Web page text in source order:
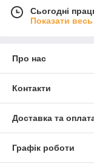
Сьогодні
Показати
Про нас
Контакти
Доставка та
Графік роботи